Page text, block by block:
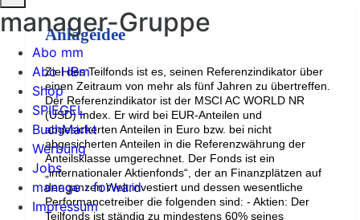
Anlageidee
Ziel des Teilfonds ist es, seinen Referenzindikator über
einen Zeitraum von mehr als fünf Jahren zu übertreffen.
Der Referenzindikator ist der MSCI AC WORLD NR
(USD) Index. Er wird bei EUR-Anteilen und
abgesicherten Anteilen in Euro bzw. bei nicht
abgesicherten Anteilen in die Referenzwährung der
Anteilsklasse umgerechnet. Der Fonds ist ein
„internationaler Aktienfonds“, der an Finanzplätzen auf
der ganzen Welt investiert und dessen wesentliche
Performancetreiber die folgenden sind: - Aktien: Der
Teilfonds ist ständig zu mindestens 60% seines
manager-Gruppe
Abo mm
Abo HBm
Shop
SPIEGEL
BuchMarkt
Werbung
Jobs
manage › forward
Impressum